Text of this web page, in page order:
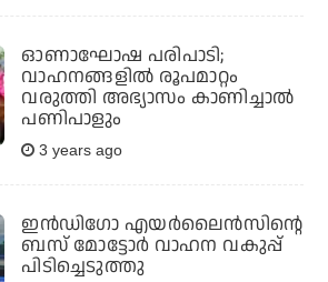
ഓണാഘോഷ പരിപാടി;
വാഹനങ്ങളില്‍ രൂപമാറ്റം
വരുത്തി അഭ്യാസം കാണിച്ചാല്‍
പണിപാളും
3 years ago
ഇൻഡിഗോ എയർലൈൻസിന്റെ
ബസ് മോട്ടോർ വാഹന വകുപ്പ്
പിടിച്ചെടുത്തു